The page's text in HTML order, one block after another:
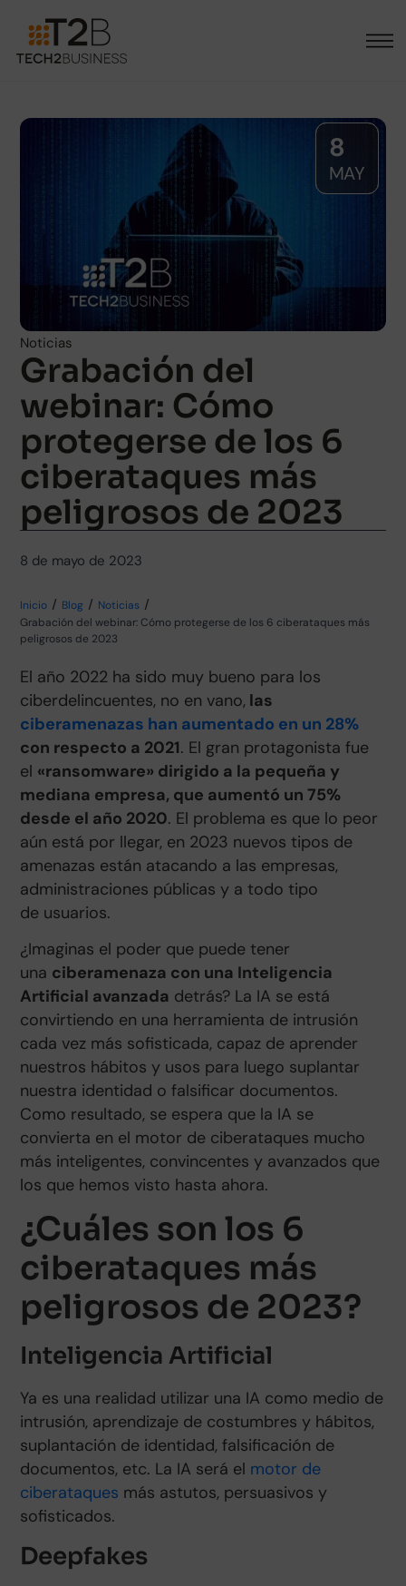
8
MAY
Noticias
Grabación del
webinar: Cómo
protegerse de los 6
ciberataques más
peligrosos de 2023
8 de mayo de 2023
Inicio Blog
Noticias
Grabación del webinar: Cómo protegerse de los 6 ciberataques más
peligrosos de 2023
El año 2022 ha sido muy bueno para los
ciberdelincuentes, no en vano, las
ciberamenazas han aumentado en un 28%
con respecto a 2021. El gran protagonista fue
el «ransomware» dirigido a la pequeña y
mediana empresa, que aumentó un 75%
desde el año 2020. El problema es que lo peor
aún está por llegar, en 2023 nuevos tipos de
amenazas están atacando a las empresas,
administraciones públicas y a todo tipo
de usuarios.
¿Imaginas el poder que puede tener
una ciberamenaza con una Inteligencia
Artificial avanzada detrás? La IA se está
convirtiendo en una herramienta de intrusión
cada vez más sofisticada, capaz de aprender
nuestros hábitos y usos para luego suplantar
nuestra identidad o falsificar documentos.
Como resultado, se espera que la IA se
convierta en el motor de ciberataques mucho
más inteligentes, convincentes y avanzados que
los que hemos visto hasta ahora.
¿Cuáles son los 6
ciberataques más
peligrosos de 2023?
Inteligencia Artificial
Ya es una realidad utilizar una IA como medio de
intrusión, aprendizaje de costumbres y hábitos,
suplantación de identidad, falsificación de
documentos, etc. La IA será el motor de
ciberataques más astutos, persuasivos y
sofisticados.
Deepfakes